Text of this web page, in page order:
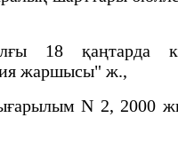
18 қаңтарда
жаршысы" ж.,
N 2, 2000